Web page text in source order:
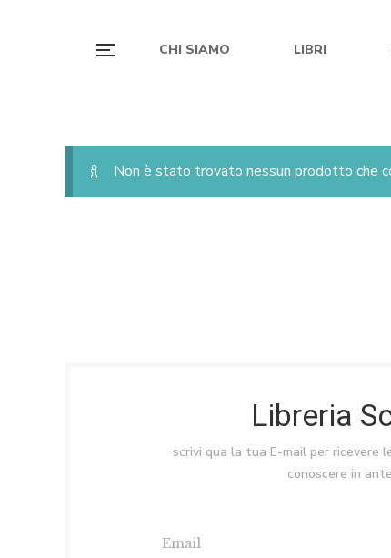
CHI SIAMO LIBRI
Non è stato trovato nessun prodotto che
Libreria
scrivi qua la tua E-mail per ricevere
conoscere in